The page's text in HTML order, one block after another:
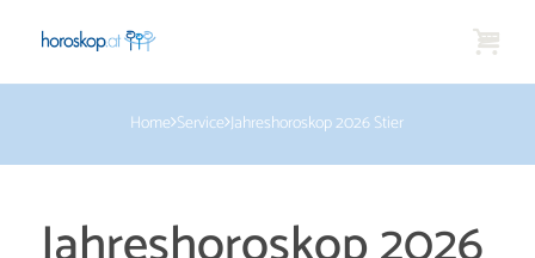
Home Service Jahreshoroskop 2026 Stier